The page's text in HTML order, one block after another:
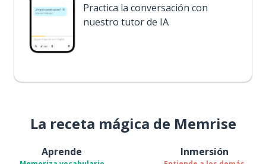
Practica la conversación con
nuestro tutor de IA
La receta mágica de Memrise
Aprende Inmersión